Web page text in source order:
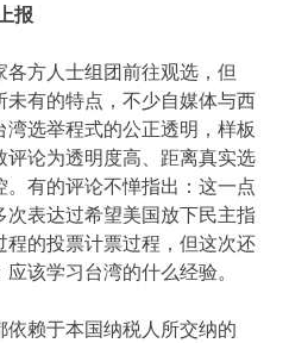
上报
方人士组团前往观选，但
未有的特点，不少自媒体与西
选举程式的公正透明，样板
论为透明度高、距离真实选
有的评论不惮指出：这一点
表达过希望美国放下民主指
的投票计票过程，但这次还
该学习台湾的什么经验。
赖于本国纳税人所交纳的